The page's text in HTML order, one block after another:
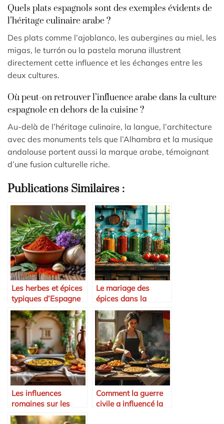
Quels plats espagnols sont des exemples évidents de
l’héritage culinaire arabe ?
Des plats comme l’ajoblanco, les aubergines au miel, les
migas, le turrón ou la pastela moruna illustrent
directement cette influence et les échanges entre les
deux cultures.
Où peut-on retrouver l’influence arabe dans la culture
espagnole en dehors de la cuisine ?
Au-delà de l’héritage culinaire, la langue, l’architecture
avec des monuments tels que l’Alhambra et la musique
andalouse portent aussi la marque arabe, témoignant
d’une fusion culturelle riche.
Publications Similaires :
Les herbes et épices
typiques d’Espagne
Le mariage des
épices dans la
cuisine espagnole
Les influences
romaines sur les
recettes espagnoles
Comment la guerre
civile a influencé la